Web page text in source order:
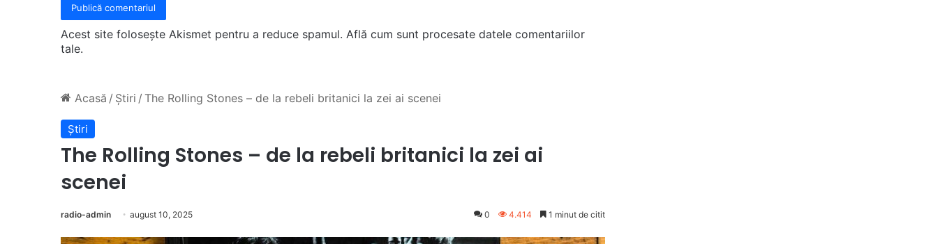
Acest site folosește Akismet pentru a reduce spamul. Află cum sunt procesate datele comentariilor
tale.